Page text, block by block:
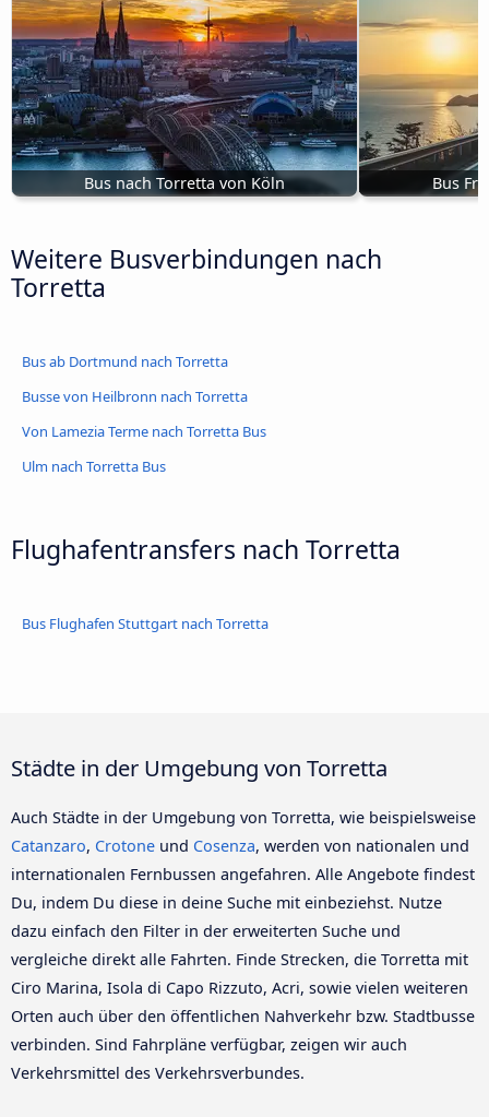
Bus nach Torretta von Köln Bus
Weitere Busverbindungen nach
Torretta
Bus ab Dortmund nach Torretta
Busse von Heilbronn nach Torretta
Von Lamezia Terme nach Torretta Bus
Ulm nach Torretta Bus
Flughafentransfers nach Torretta
Bus Flughafen Stuttgart nach Torretta
Städte in der Umgebung von Torretta
Auch Städte in der Umgebung von Torretta, wie beispielsweise
Catanzaro, Crotone und Cosenza, werden von nationalen und
internationalen Fernbussen angefahren. Alle Angebote findest
Du, indem Du diese in deine Suche mit einbeziehst. Nutze
dazu einfach den Filter in der erweiterten Suche und
vergleiche direkt alle Fahrten. Finde Strecken, die Torretta mit
Ciro Marina, Isola di Capo Rizzuto, Acri, sowie vielen weiteren
Orten auch über den öffentlichen Nahverkehr bzw. Stadtbusse
verbinden. Sind Fahrpläne verfügbar, zeigen wir auch
Verkehrsmittel des Verkehrsverbundes.